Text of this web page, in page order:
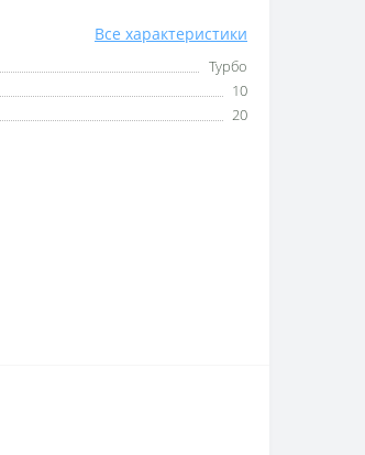
Все характеристики
Турбо
10
20